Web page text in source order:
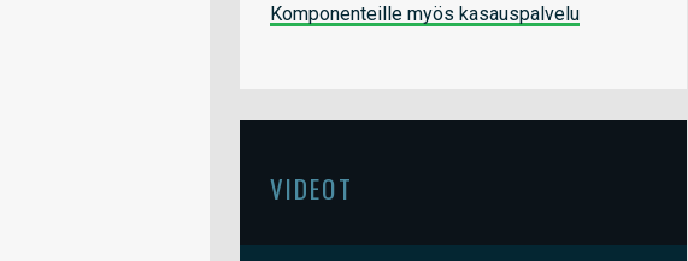
Komponenteille myös kasauspalvelu
VIDEOT